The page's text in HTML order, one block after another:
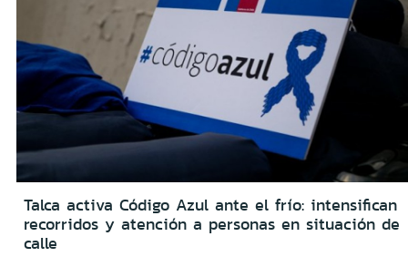
Talca activa Código Azul ante el frío: intensifican
recorridos y atención a personas en situación de
calle